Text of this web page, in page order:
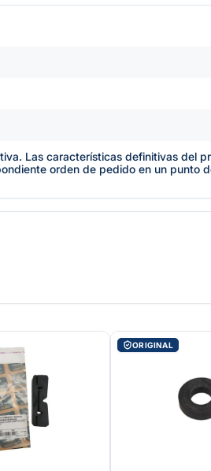
Las características definitivas del
orden de pedido en un punto
ORIGINAL